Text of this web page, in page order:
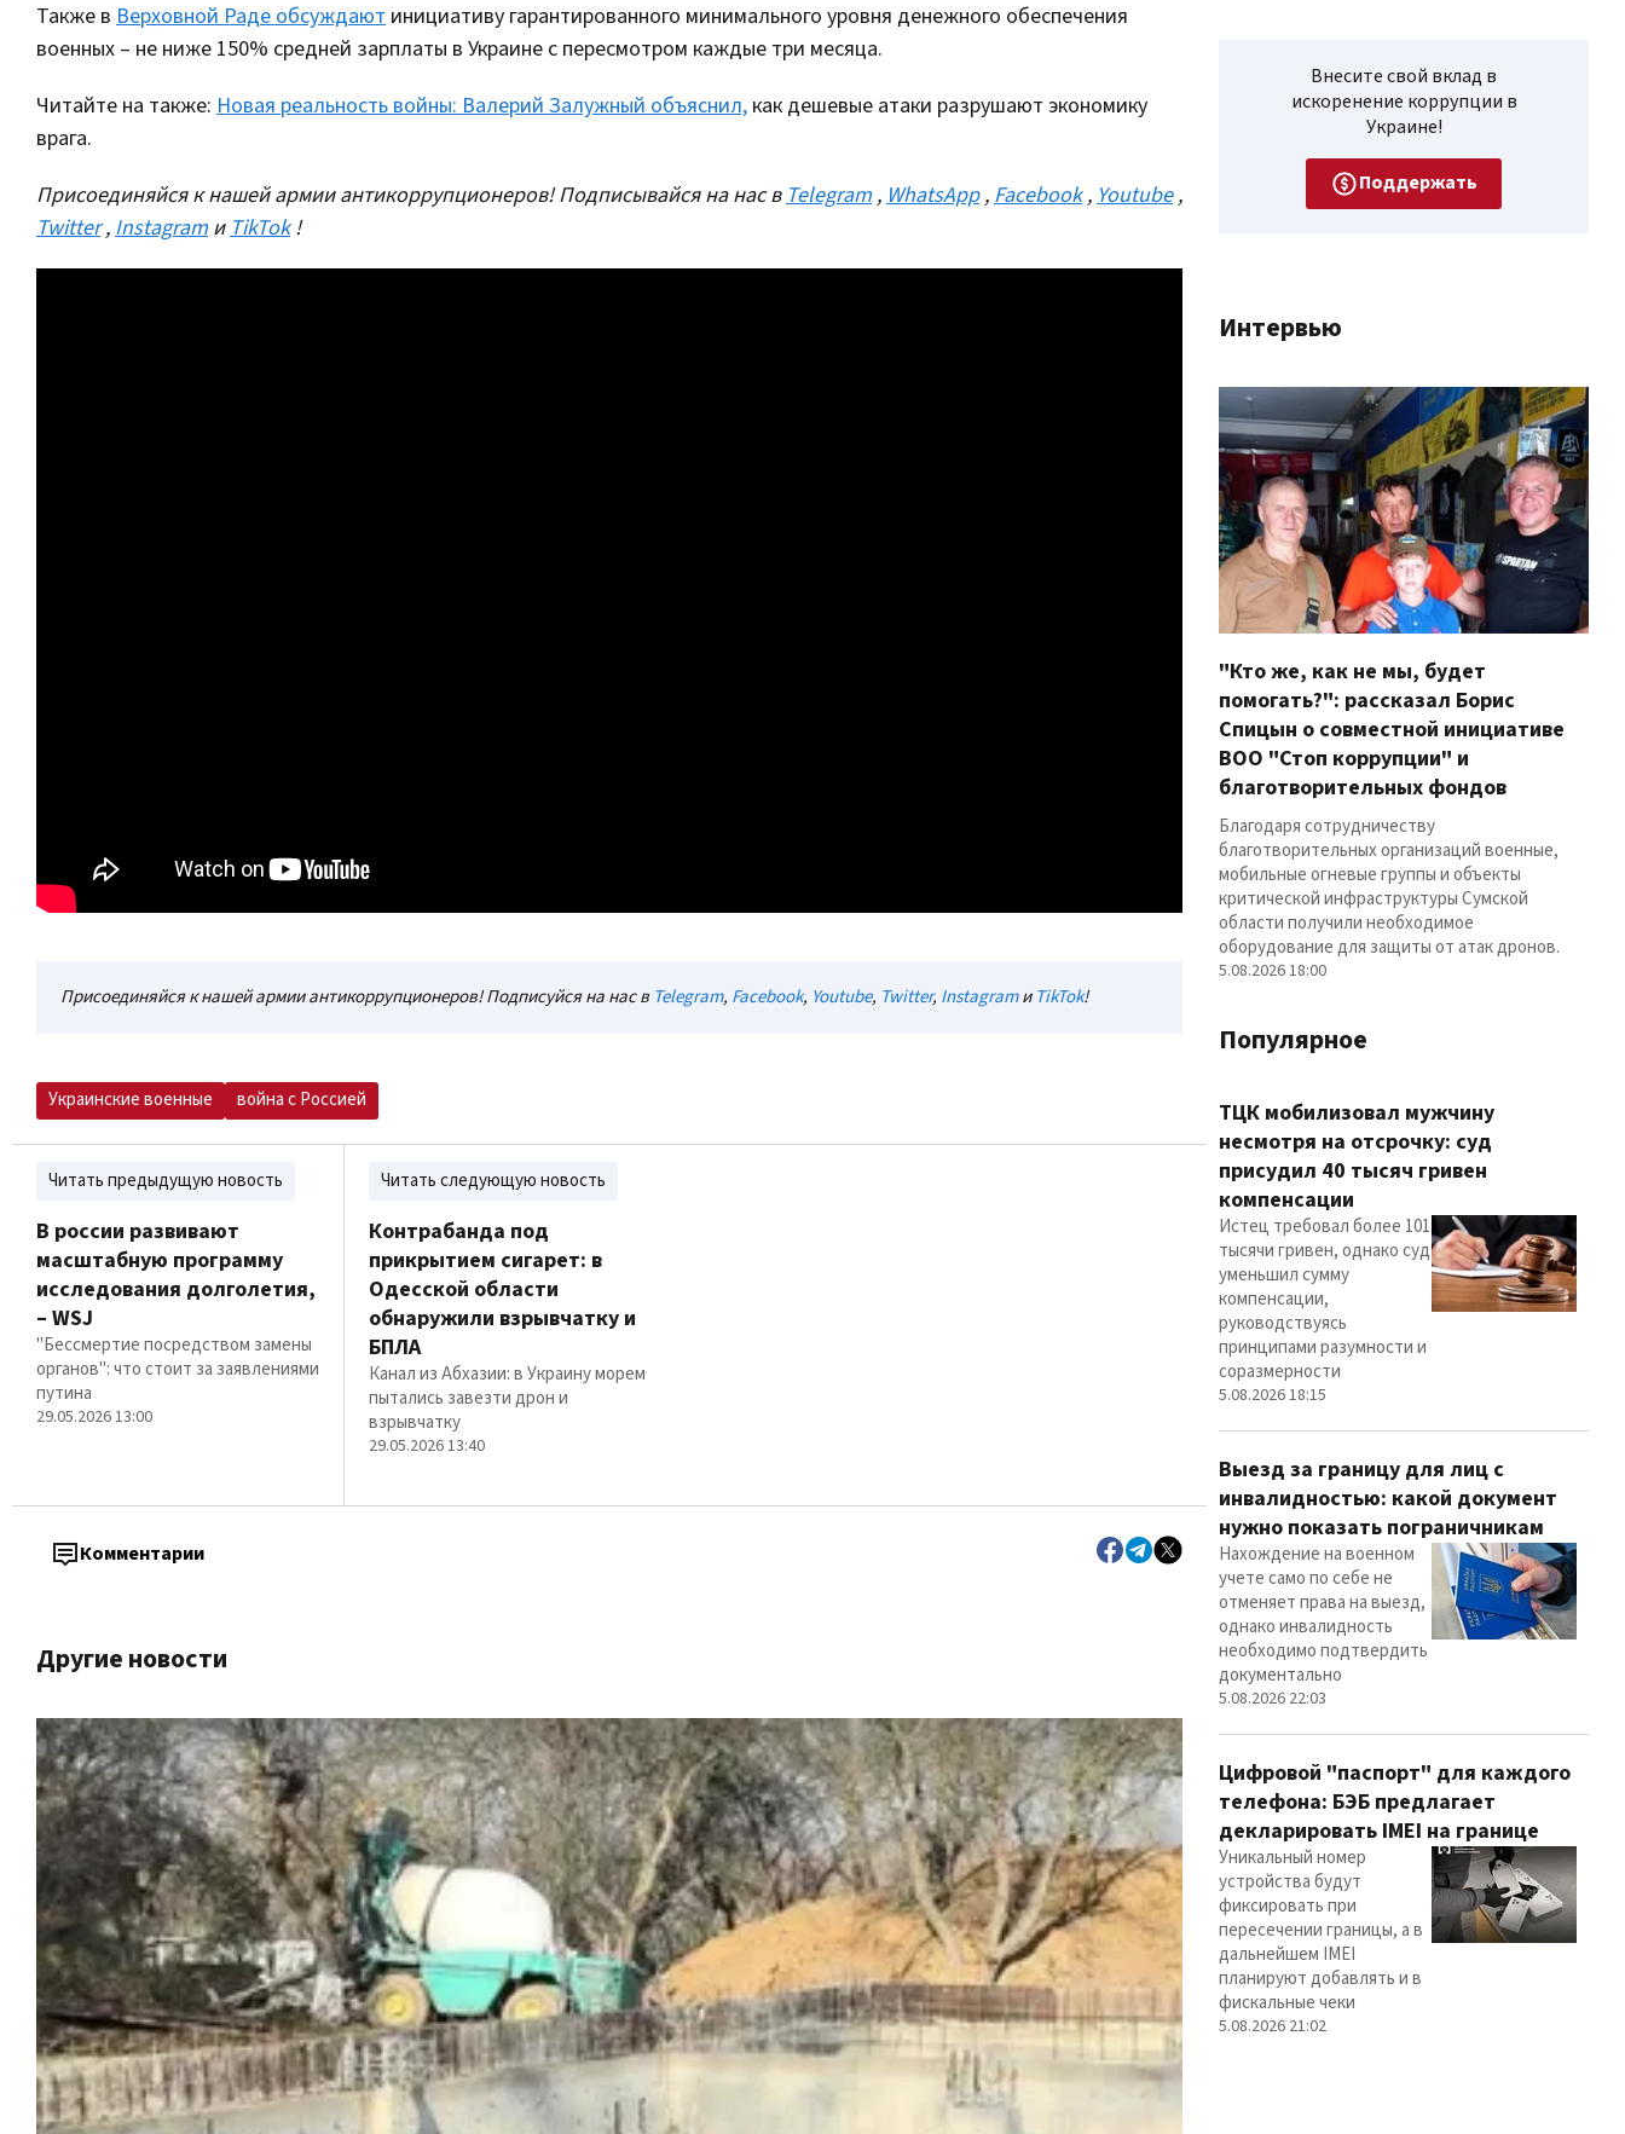
Также в Верховной Раде обсуждают инициативу гарантированного минимального уровня денежного обеспечения
военных – не ниже 150% средней зарплаты в Украине с пересмотром каждые три месяца.
Читайте на также: Новая реальность войны: Валерий Залужный объяснил, как дешевые атаки разрушают экономику
врага.
Присоединяйся к нашей армии антикоррупционеров! Подписывайся на нас вTelegram ,WhatsApp ,Facebook ,Youtube ,
Twitter ,Instagram иTikTok !
Присоединяйся к нашей армии антикоррупционеров! Подписуйся на нас в Telegram, Facebook, Youtube, Twitter, InstagramиTikTok!
Украинские военные война с Россией
Читать предыдущую новость
В россии развивают
масштабную программу
исследования долголетия,
– WSJ
"Бессмертие посредством замены
органов": что стоит за заявлениями
путина
29.05.2026 13:00
Читать следующую новость
Контрабанда под
прикрытием сигарет: в
Одесской области
обнаружили взрывчатку и
БПЛА
Канал из Абхазии: в Украину морем
пытались завезти дрон и
взрывчатку
29.05.2026 13:40
Комментарии
Другие новости
Внесите свой вклад в
искоренение коррупции в
Украине!
Поддержать
Интервью
"Кто же, как не мы, будет
помогать?": рассказал Борис
Спицын о совместной инициативе
ВОО "Стоп коррупции" и
благотворительных фондов
Благодаря сотрудничеству
благотворительных организаций военные,
мобильные огневые группы и объекты
критической инфраструктуры Сумской
области получили необходимое
оборудование для защиты от атак дронов.
5.08.2026 18:00
Популярное
ТЦК мобилизовал мужчину
несмотря на отсрочку: суд
присудил 40 тысяч гривен
компенсации
Истец требовал более 101
тысячи гривен, однако суд
уменьшил сумму
компенсации,
руководствуясь
принципами разумности и
соразмерности
5.08.2026 18:15
Выезд за границу для лиц с
инвалидностью: какой документ
нужно показать пограничникам
Нахождение на военном
учете само по себе не
отменяет права на выезд,
однако инвалидность
необходимо подтвердить
документально
5.08.2026 22:03
Цифровой "паспорт" для каждого
телефона: БЭБ предлагает
декларировать IMEI на границе
Уникальный номер
устройства будут
фиксировать при
пересечении границы, а в
дальнейшем IMEI
планируют добавлять и в
фискальные чеки
5.08.2026 21:02